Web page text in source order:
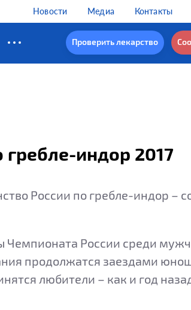
Новости Медиа Контакты
Проверить лекарство
гребле-индор 2017
России по гребле-индор –
Чемпионата России среди
продолжатся заездами
любители – как и год